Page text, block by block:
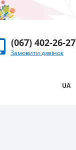
(067) 402-26-27
Замовити дзвінок
UA